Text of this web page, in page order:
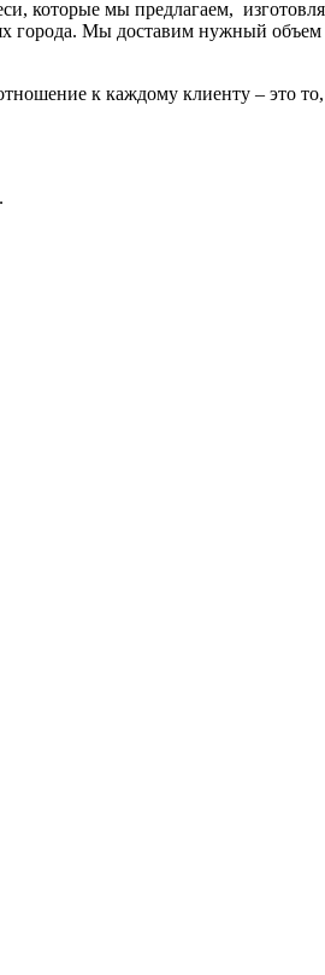
которые мы предлагаем,
города. Мы доставим нужный
к каждому клиенту – это